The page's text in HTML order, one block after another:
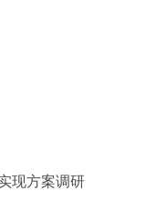
现方案调研